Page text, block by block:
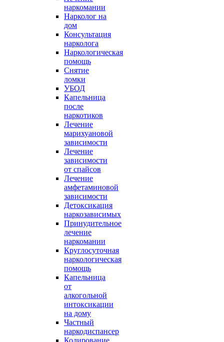
наркомании
Нарколог на
дом
Консультация
нарколога
Наркологическая
помощь
Снятие
ломки
УБОД
Капельница
после
наркотиков
Лечение
марихуановой
зависимости
Лечение
зависимости
от спайсов
Лечение
амфетаминовой
зависимости
Детоксикация
наркозависимых
Принудительное
лечение
наркомании
Круглосуточная
наркологическая
помощь
Капельница
от
алкогольной
интоксикации
на дому
Частный
наркодиспансер
Кодирование